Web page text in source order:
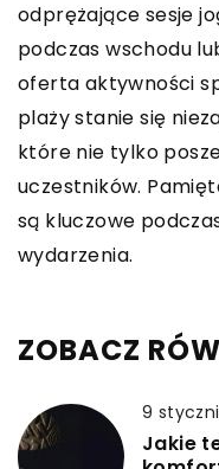
odprężające sesje
podczas wschodu
oferta aktywności
plaży stanie się
które nie tylko
uczestników.
są kluczowe
wydarzenia.
ZOBACZ
9
Jakie